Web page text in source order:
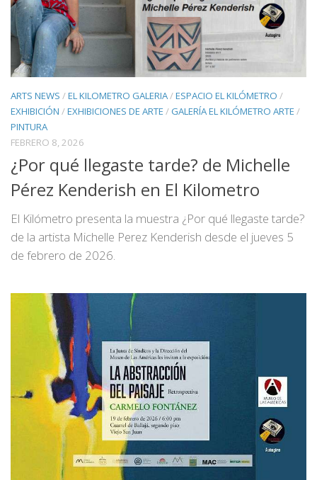
ARTS NEWS /EL KILOMETRO GALERIA/ESPACIO EL KILÓMETRO /
EXHIBICIÓN /EXHIBICIONES DE ARTE / GALERÍA EL KILÓMETRO ARTE /
PINTURA
FEBRERO 8, 2026
¿Por qué llegaste tarde? de Michelle
Pérez Kenderish en El Kilometro
El Kilómetro presenta la muestra ¿Por qué llegaste tarde?
de la artista Michelle Perez Kenderish desde el jueves 5
de febrero de 2026.